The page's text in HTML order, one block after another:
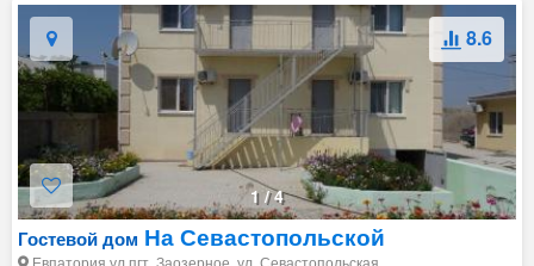
1 /4
8.6
Гостевой дом На Севастопольской
Евпатория ул.пгт. Заозерное, ул. Севастопольская